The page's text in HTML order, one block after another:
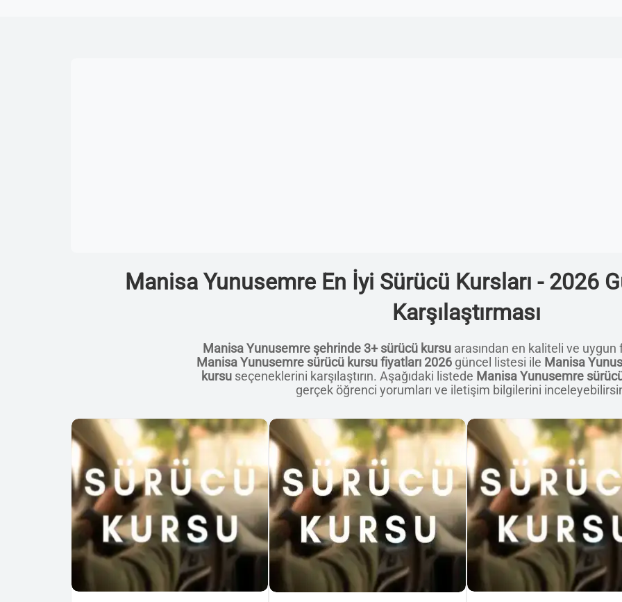
Manisa Yunusemre En İyi Sürücü Kursları - 2026
Karşılaştırması
Manisa Yunusemre şehrinde 3+ sürücü kursuarasından en kaliteli ve uygun
Manisa Yunusemre sürücü kursu fiyatları 2026güncel listesi ile Manisa
kursu seçeneklerini karşılaştırın. Aşağıdaki listede Manisa Yunusemre
gerçek öğrenci yorumları ve iletişim bilgilerini